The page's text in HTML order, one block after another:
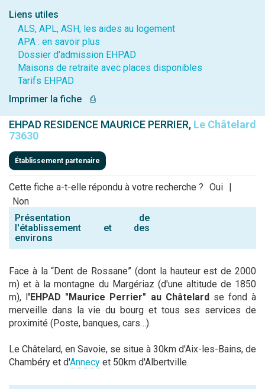
Liens utiles
ALS, APL, ASH, les aides au logement
APA : en savoir plus
Dossier d'admission EHPAD
Maisons de retraite avec places disponibles
Tarifs EHPAD
Imprimer la fiche
⎙
EHPAD RESIDENCE MAURICE PERRIER, Le Châtelard
73630
Établissement partenaire
Cette fiche a-t-elle répondu à votre recherche ? Oui |
Non
Présentation de
l'établissement et des
environs
Face à la “Dent de Rossane” (dont la hauteur est de 2000
m) et à la montagne du Margériaz (d'une altitude de 1850
m), l'EHPAD "Maurice Perrier" au Châtelardse fond à
merveille dans la vie du bourg et tous ses services de
proximité (Poste, banques, cars…).
Le Châtelard, en Savoie, se situe à 30km d'Aix-les-Bains, de
Chambéry et d'Annecy et 50km d'Albertville.